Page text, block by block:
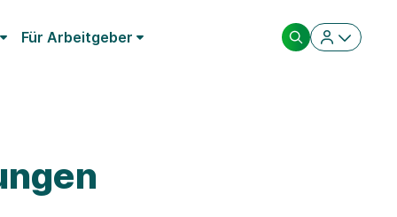
Für Arbeitgeber